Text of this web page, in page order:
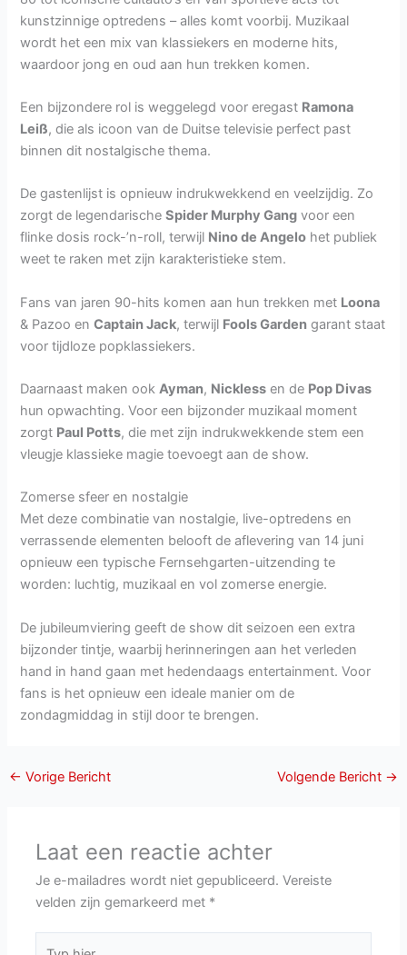
kunstzinnige optredens – alles komt voorbij. Muzikaal
wordt het een mix van klassiekers en moderne hits,
waardoor jong en oud aan hun trekken komen.
Een bijzondere rol is weggelegd voor eregast Ramona
Leiß, die als icoon van de Duitse televisie perfect past
binnen dit nostalgische thema.
De gastenlijst is opnieuw indrukwekkend en veelzijdig. Zo
zorgt de legendarischeSpider Murphy Gang voor een
flinke dosis rock-’n-roll, terwijl Nino de Angelo het publiek
weet te raken met zijn karakteristieke stem.
Fans van jaren 90-hits komen aan hun trekken met Loona
& Pazoo enCaptain Jack, terwijl Fools Garden garant staat
voor tijdloze popklassiekers.
Daarnaast maken ookAyman, Nickless en de Pop Divas
hun opwachting. Voor een bijzonder muzikaal moment
zorgt Paul Potts, die met zijn indrukwekkende stem een
vleugje klassieke magie toevoegt aan de show.
Zomerse sfeer en nostalgie
Met deze combinatie van nostalgie, live-optredens en
verrassende elementen belooft de aflevering van 14 juni
opnieuw een typische Fernsehgarten-uitzending te
worden: luchtig, muzikaal en vol zomerse energie.
De jubileumviering geeft de show dit seizoen een extra
bijzonder tintje, waarbij herinneringen aan het verleden
hand in hand gaan met hedendaags entertainment. Voor
fans is het opnieuw een ideale manier om de
zondagmiddag in stijl door te brengen.
← Vorige Bericht Volgende Bericht →
Laat een reactie achter
Je e-mailadres wordt niet gepubliceerd. Vereiste
velden zijn gemarkeerd met *